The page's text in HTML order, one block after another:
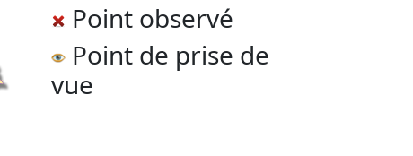
Point observé
Point de prise de
vue